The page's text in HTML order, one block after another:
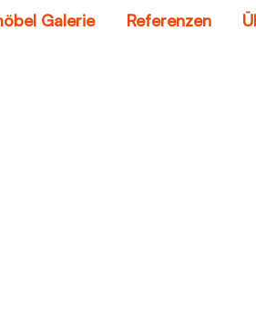
Galerie Referenzen